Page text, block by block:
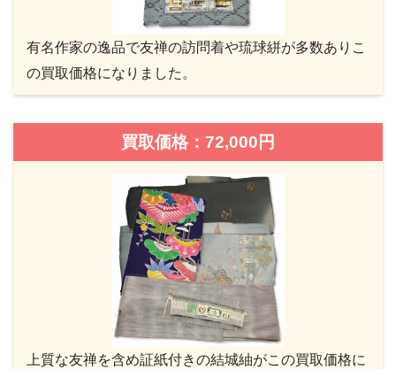
有名作家の逸品で友禅の訪問着や琉球絣が多数ありこ
の買取価格になりました。
買取価格：72,000円
上質な友禅を含め証紙付きの結城紬がこの買取価格に